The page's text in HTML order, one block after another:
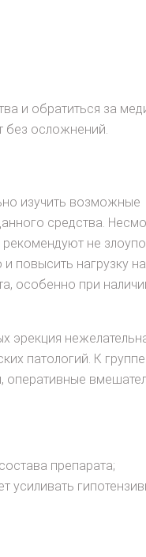
и обратиться за
без осложнений.
изучить возможные
средства.
не
повысить нагрузку
особенно при
эрекция
патологий. К группе
оперативные
препарата;
усиливать